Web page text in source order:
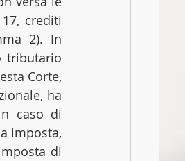
crediti
2). In
tributario
Corte,
ha
caso di
imposta,
di